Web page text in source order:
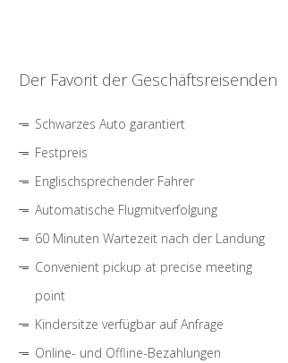
Der Favorit der Geschäftsreisenden
Schwarzes Auto garantiert
Festpreis
Englischsprechender Fahrer
Automatische Flugmitverfolgung
60 Minuten Wartezeit nach der Landung
Convenient pickup at precise meeting
point
Kindersitze verfügbar auf Anfrage
Online- und Offline-Bezahlungen